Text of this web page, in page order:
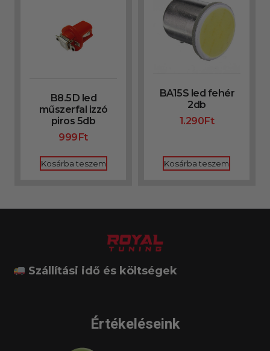
B8.5D led
műszerfal izzó
piros 5db
999Ft
Kosárba teszem
BA15S led fehér
2db
1.290Ft
Kosárba teszem
Szállítási idő és költségek
Értékeléseink